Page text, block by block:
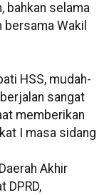
bahkan selama
Wakil
HSS, mudah-
sangat
memberikan
I masa sidang
Akhir
DPRD,